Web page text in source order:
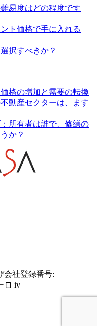
易度はどの程度です
ト価格で手に入れる
択すべきか？
格の増加と需要の転換
動産セクターは、ます
所有者は誰で、修繕の
か？
会社登録番号:
ロ iv